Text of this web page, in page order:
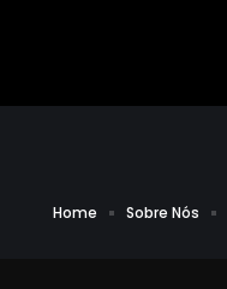
Home Sobre Nós